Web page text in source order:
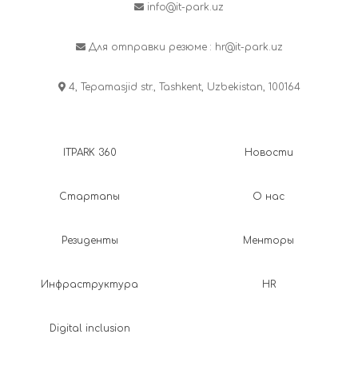
info@it-park.uz
Для отправки резюме : hr@it-park.uz
4, Tepamasjid str., Tashkent, Uzbekistan, 100164
ITPARK 360
Стартапы
Резиденты
Инфраструктура
Digital inclusion
Новости
О нас
Менторы
HR